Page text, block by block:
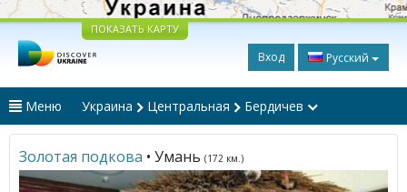
ПОКАЗАТЬ КАРТУ
Вход Русский
Меню Украина Центральная Бердичев
Золотая подкова • Умань (172 км.)